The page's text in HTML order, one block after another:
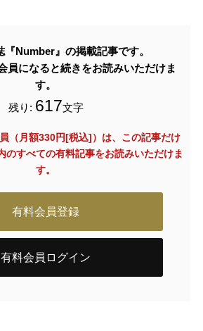
『Number』の掲載記事です。
員になると続きをお読みいただけま
す。
残り: 617文字
（月額330円[税込]）は、この記事だけ
のすべての有料記事をお読みいただけま
す。
有料会員登録
有料会員ログイン